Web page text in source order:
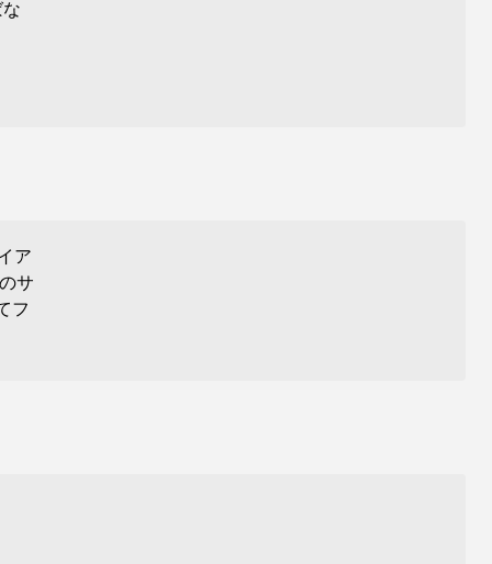
ア
サ
フ